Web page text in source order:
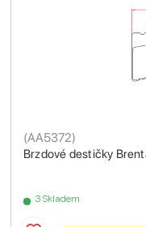
Brzdové destičky
(AA5372)
3 Skladem